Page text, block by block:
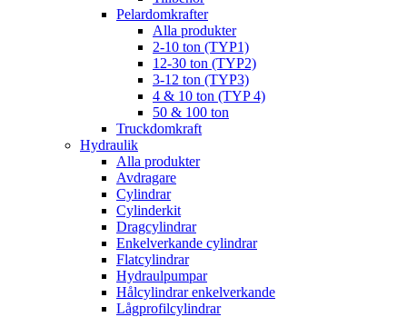
Pelardomkrafter
Alla produkter
2-10 ton (TYP1)
12-30 ton (TYP2)
3-12 ton (TYP3)
4 & 10 ton (TYP 4)
50 & 100 ton
Truckdomkraft
Hydraulik
Alla produkter
Avdragare
Cylindrar
Cylinderkit
Dragcylindrar
Enkelverkande cylindrar
Flatcylindrar
Hydraulpumpar
Hålcylindrar enkelverkande
Lågprofilcylindrar